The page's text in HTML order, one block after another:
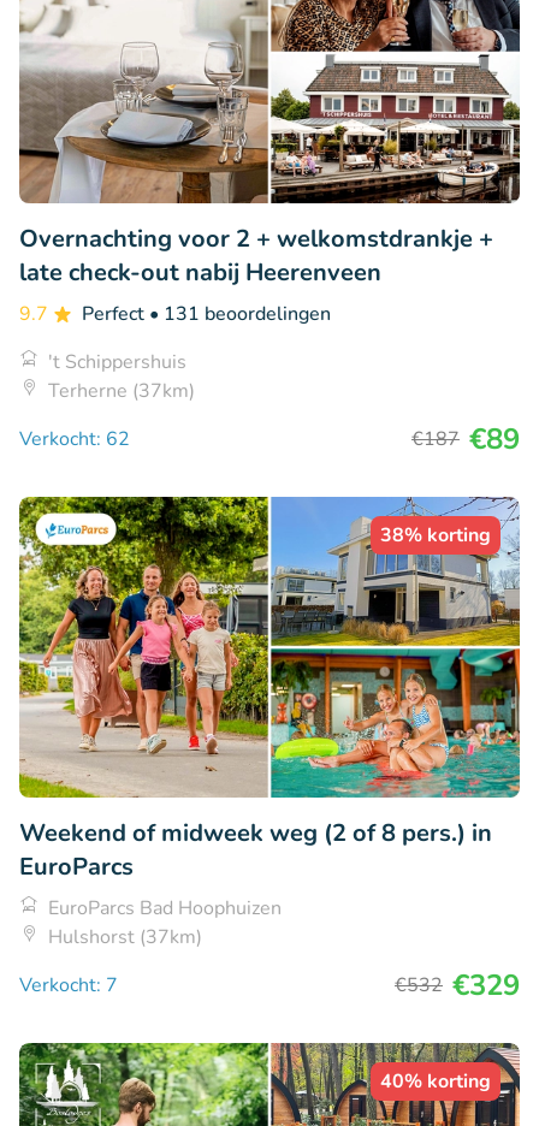
Overnachting voor 2 + welkomstdrankje +
late check-out nabij Heerenveen
9.7 Perfect • 131 beoordelingen
't Schippershuis
Terherne (37km)
Verkocht: 62
€187 €89
38% korting
Weekend of midweek weg (2 of 8 pers.) in
EuroParcs
EuroParcs Bad Hoophuizen
Hulshorst (37km)
Verkocht: 7
€532 €329
40% korting